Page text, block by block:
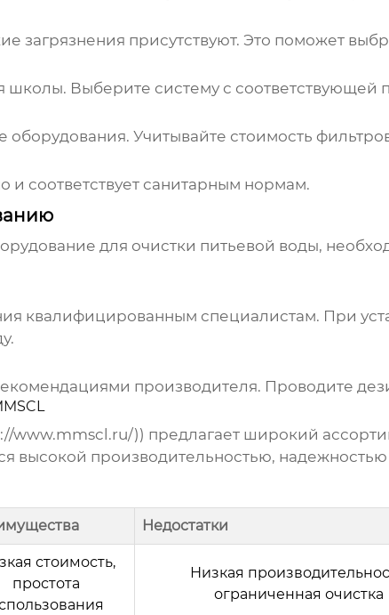
загрязнения присутствуют. Это поможет
школы. Выберите систему с соответствующей
Учитывайте стоимость
соответствует санитарным нормам.
для очистки питьевой воды,
квалифицированным специалистам. При
производителя. Проводите
www.mmscl.ru/)) предлагает широкий
высокой производительностью,
Недостатки
стоимость,
простота
Низкая
ограниченная очистка